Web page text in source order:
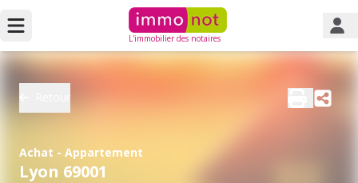
L'immobilier des notaires
Achat - Appartement
Lyon 69001